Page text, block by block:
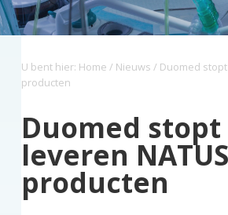
a
v
o
u
s
i
k
s
z
o
r
U bent hier: Home / Nieuws / Duomed stopt
producten
Duomed
leveren NATUS
producten